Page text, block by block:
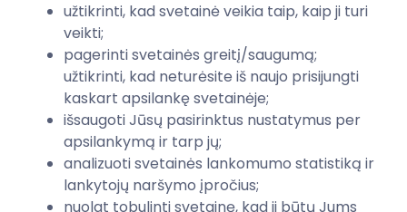
užtikrinti, kad svetainė veikia taip, kaip ji turi
veikti;
pagerinti svetainės greitį/saugumą;
užtikrinti, kad neturėsite iš naujo prisijungti
kaskart apsilankę svetainėje;
išsaugoti Jūsų pasirinktus nustatymus per
apsilankymą ir tarp jų;
analizuoti svetainės lankomumo statistiką ir
lankytojų naršymo įpročius;
nuolat tobulinti svetainę, kad ji būtų Jums